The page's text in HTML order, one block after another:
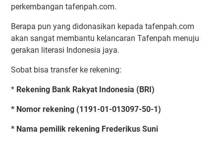
perkembangan tafenpah.com.
Berapa pun yang didonasikan kepada tafenpah.com
akan sangat membantu kelancaran Tafenpah menuju
gerakan literasi Indonesia jaya.
Sobat bisa transfer ke rekening:
* Rekening Bank Rakyat Indonesia (BRI)
* Nomor rekening (1191-01-013097-50-1)
* Nama pemilik rekening Frederikus Suni